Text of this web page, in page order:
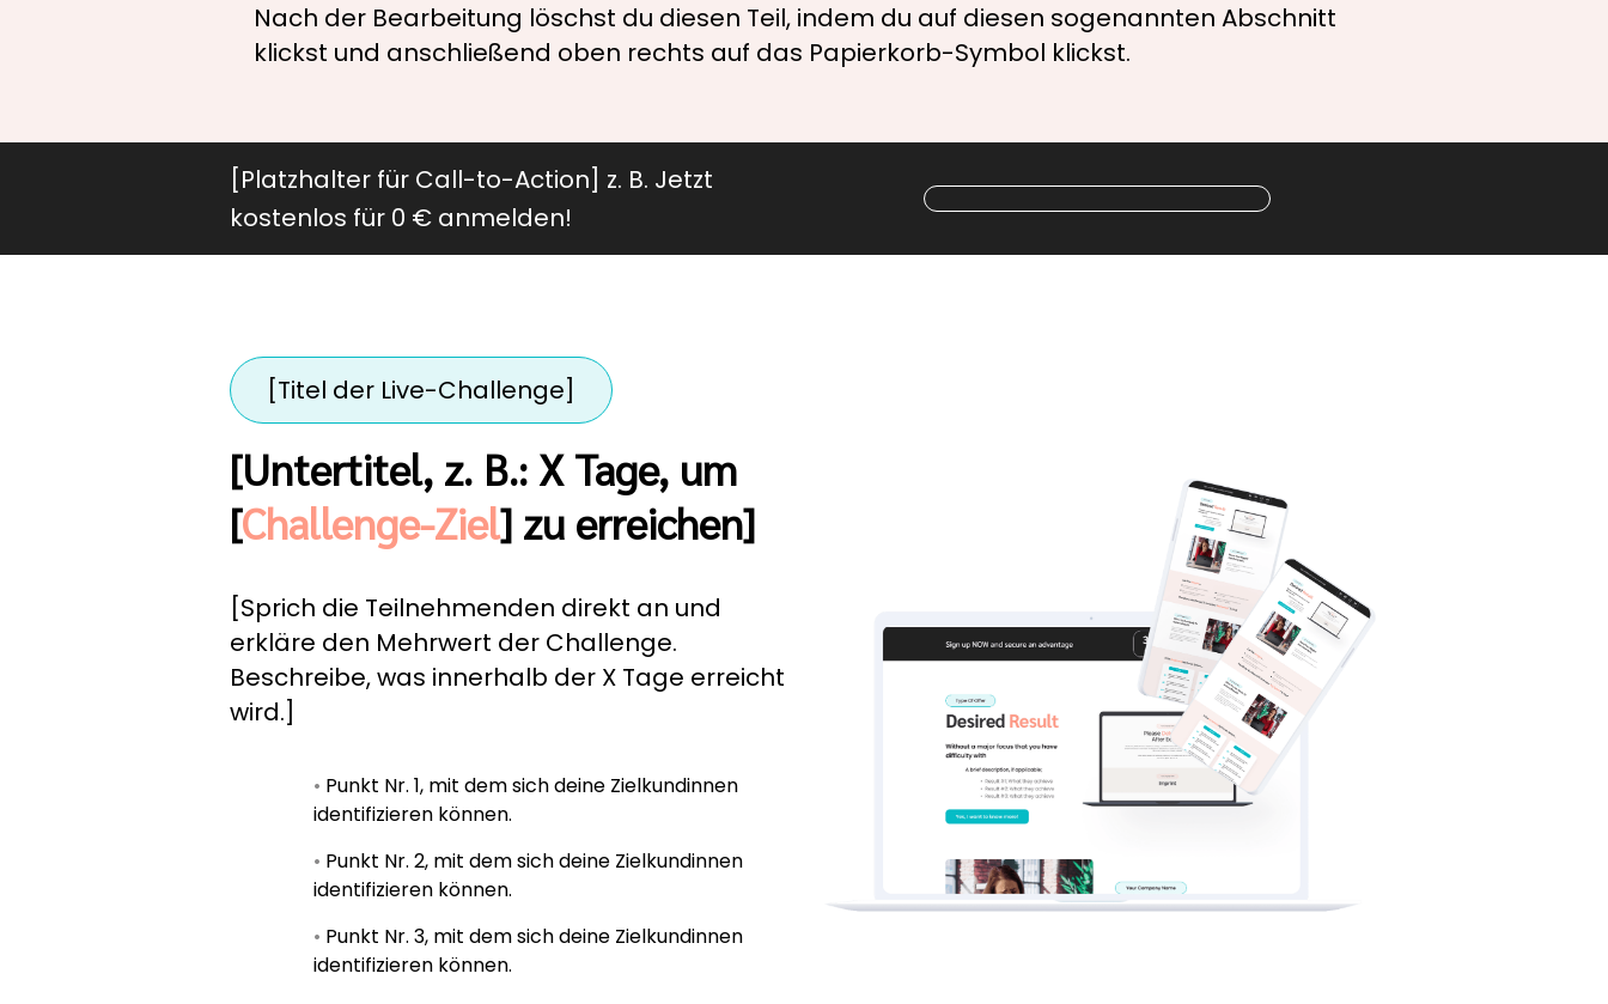
Nach der Bearbeitung löschst du diesen Teil, indem du auf diesen sogenannten Abschnitt
klickst und anschließend oben rechts auf das Papierkorb-Symbol klickst.
[Platzhalter für Call-to-Action] z. B. Jetzt
kostenlos für 0 € anmelden!
[Titel der Live-Challenge]
[Untertitel, z. B.: X Tage, um
[Challenge-Ziel] zu erreichen]
[Sprich die Teilnehmenden direkt an und
erkläre den Mehrwert der Challenge.
Beschreibe, was innerhalb der X Tage erreicht
wird.]
• Punkt Nr. 1, mit dem sich deine Zielkundinnen
identifizieren können.
• Punkt Nr. 2, mit dem sich deine Zielkundinnen
identifizieren können.
• Punkt Nr. 3, mit dem sich deine Zielkundinnen
identifizieren können.